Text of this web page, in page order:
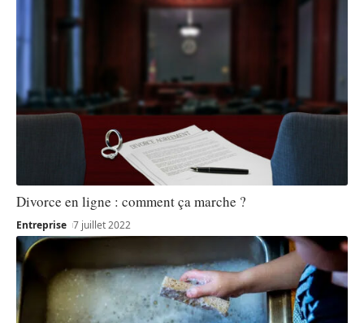
Divorce en ligne : comment ça marche ?
Entreprise 7 juillet 2022